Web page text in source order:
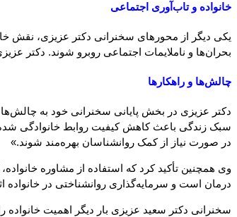
خانواده و تاب‌آوری اجتماعی
یکی دیگر از محورهای سخنرانی دکتر عزیزی، نقش
بحران‌ها و ناملایمات اجتماعی روبرو شوند. دکتر
چالش‌ها و راهکارها
دکتر عزیزی در بخش پایانی سخنرانی خود به
سبک زندگی باعث کاهش کیفیت روابط خانوادگی شده
در صورت نیاز از کمک روانشناسان بهره‌مند شوند.»
وی همچنین تأکید کرد که استفاده از مشاوره
درمان است و سرمایه‌گذاری روانشناختی در
سخنرانی دکتر سعید عزیزی بار دیگر اهمیت